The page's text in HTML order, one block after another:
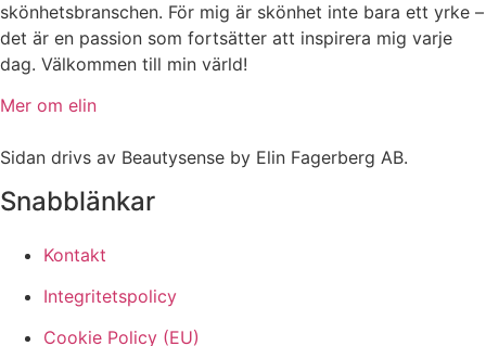
skönhetsbranschen. För mig är skönhet inte bara ett yrke –
det är en passion som fortsätter att inspirera mig varje
dag. Välkommen till min värld!
Mer om elin
Sidan drivs av Beautysense by Elin Fagerberg AB.
Snabblänkar
Kontakt
Integritetspolicy
Cookie Policy (EU)